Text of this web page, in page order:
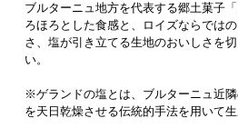
ブルターニュ地方を代表する郷土菓子
ろほろとした食感と、ロイズならでは
さ、塩が引き立てる生地のおいしさを
い。
※ゲランドの塩とは、ブルターニュ近
を天日乾燥させる伝統的手法を用いて生